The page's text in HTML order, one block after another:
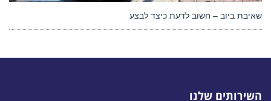
שאיבת ביוב – חשוב לדעת כיצד לבצע
השירותים שלנו